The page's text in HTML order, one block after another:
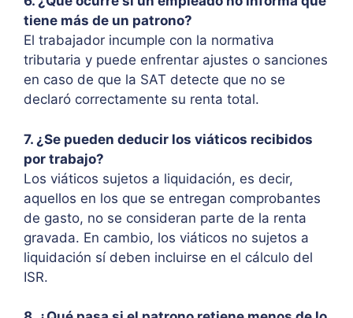
tiene más de un patrono?
El trabajador incumple con la normativa
tributaria y puede enfrentar ajustes o sanciones
en caso de que la SAT detecte que no se
declaró correctamente su renta total.
7. ¿Se pueden deducir los viáticos recibidos
por trabajo?
Los viáticos sujetos a liquidación, es decir,
aquellos en los que se entregan comprobantes
de gasto, no se consideran parte de la renta
gravada. En cambio, los viáticos no sujetos a
liquidación sí deben incluirse en el cálculo del
ISR.